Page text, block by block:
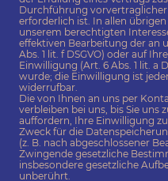
Durchführung
erforderlich ist. In allen
unserem berechtigten
effektiven Bearbeitung der an
Abs. 1 lit. f DSGVO) oder auf
Einwilligung (Art. 6 Abs. 1 lit. a
wurde; die Einwilligung ist
widerrufbar.
Die von Ihnen an uns per
verbleiben bei uns, bis Sie uns
auffordern, Ihre Einwilligung
Zweck für die
(z. B. nach abgeschlossener
Zwingende gesetzliche
insbesondere gesetzliche
unberührt.